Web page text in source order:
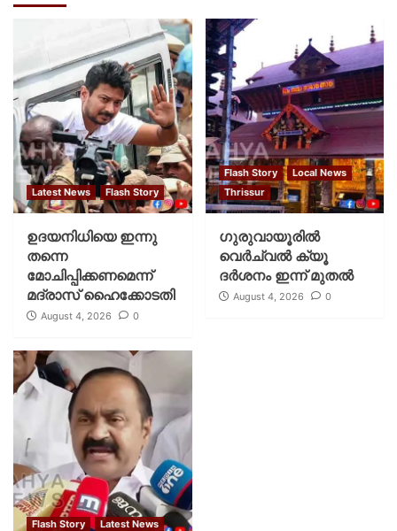
Latest News Flash Story
ഉദയനിധിയെ ഇന്നു
തന്നെ
മോചിപ്പിക്കണമെന്ന്
മദ്രാസ് ഹൈക്കോടതി
August 4, 2026 0
Flash Story
Local News
Thrissur
ഗുരുവായൂരില്‍
വെര്‍ച്വല്‍ ക്യൂ
ദര്‍ശനം ഇന്ന് മുതല്‍
August 4, 2026 0
Flash Story Latest News